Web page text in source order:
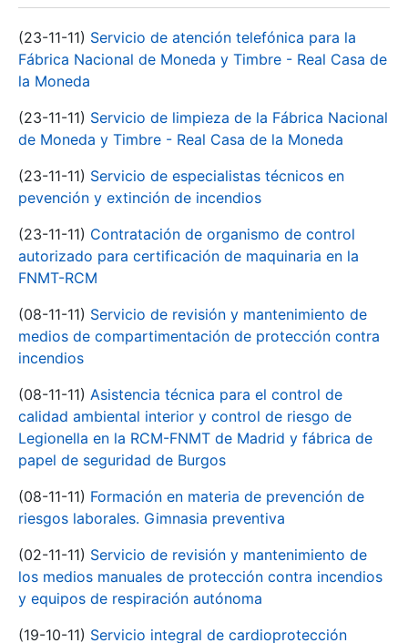
(23-11-11) Servicio de atención telefónica para la
Fábrica Nacional de Moneda y Timbre - Real Casa de
la Moneda
(23-11-11) Servicio de limpieza de la Fábrica Nacional
de Moneda y Timbre - Real Casa de la Moneda
(23-11-11) Servicio de especialistas técnicos en
pevención y extinción de incendios
(23-11-11) Contratación de organismo de control
autorizado para certificación de maquinaria en la
FNMT-RCM
(08-11-11) Servicio de revisión y mantenimiento de
medios de compartimentación de protección contra
incendios
(08-11-11) Asistencia técnica para el control de
calidad ambiental interior y control de riesgo de
Legionella en la RCM-FNMT de Madrid y fábrica de
papel de seguridad de Burgos
(08-11-11) Formación en materia de prevención de
riesgos laborales. Gimnasia preventiva
(02-11-11) Servicio de revisión y mantenimiento de
los medios manuales de protección contra incendios
y equipos de respiración autónoma
(19-10-11) Servicio integral de cardioprotección